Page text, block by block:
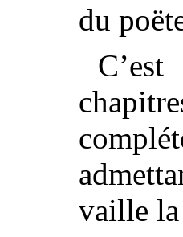
du
vaille la